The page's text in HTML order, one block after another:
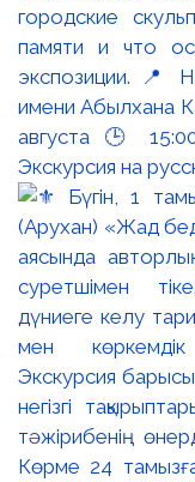
городские
памяти и что
экспозиции. 📍
имени Абылхана
августа 🕒
Экскурсия на